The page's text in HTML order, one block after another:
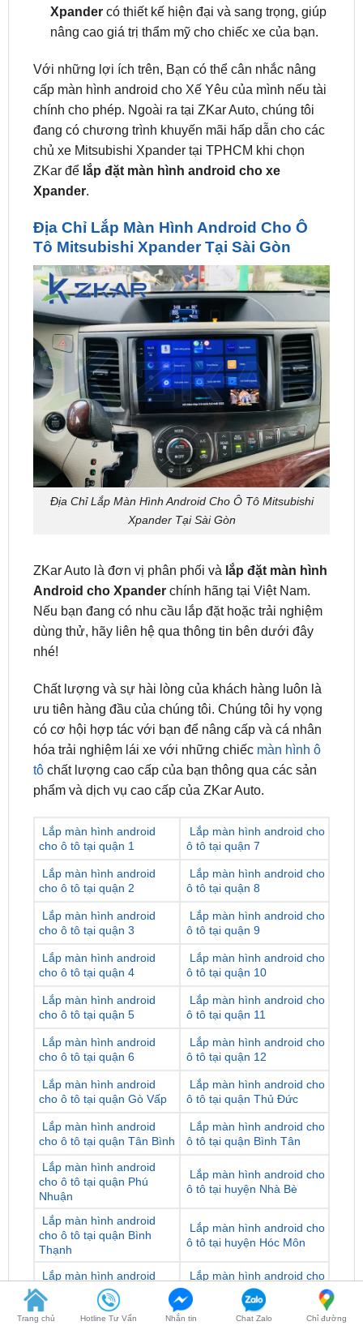
Với những lợi ích trên, Bạn có thể cân nhắc nâng
chính cho phép. Ngoài ra tại ZKar Auto, chúng tôi
đang có chương trình khuyến mãi hấp dẫn cho các
chủ xe Mitsubishi Xpander tại TPHCM khi chọn
ZKar để lắp đặt màn hình android cho xe
Xpander.
Địa Chỉ Lắp Màn Hình Android Cho Ô
Địa Chỉ Lắp Màn Hình Android Cho Ô Tô Mitsubishi
Xpander Tại Sài Gòn
ZKar Auto là đơn vị phân phối vàlắp đặt màn hình
Nếu bạn đang có nhu cầu lắp đặt hoặc trải nghiệm
dùng thử, hãy liên hệ qua thông tin bên dưới đây
nhé!
Chất lượng và sự hài lòng của khách hàng luôn là
có cơ hội hợp tác với bạn để nâng cấp và cá nhân
hóa trải nghiệm lái xe với những chiếc màn hình ô
tôchất lượng cao cấp của bạn thông qua các sản
phẩm và dịch vụ cao cấp của ZKar Auto.
Lắp màn hình android
Lắp màn hình android cho
Lắp màn hình android
cho ô tô tại quận 2
Lắp màn hình android cho
ô tô tại quận 8
Lắp màn hình android
cho ô tô tại quận 3
Lắp màn hình android cho
ô tô tại quận 9
Lắp màn hình android
cho ô tô tại quận 4
Lắp màn hình android cho
ô tô tại quận 10
Lắp màn hình android
cho ô tô tại quận 5
Lắp màn hình android cho
ô tô tại quận 11
Lắp màn hình android
cho ô tô tại quận 6
Lắp màn hình android cho
ô tô tại quận 12
Lắp màn hình android
cho ô tô tại quận Gò Vấp
Lắp màn hình android cho
ô tô tại quận Thủ Đức
Lắp màn hình android
cho ô tô tại quận Tân Bình
Lắp màn hình android cho
ô tô tại quận Bình Tân
Lắp màn hình android
cho ô tô tại quận Phú
Lắp màn hình android cho
ô tô tại huyện Nhà Bè
Lắp màn hình android
cho ô tô tại quận Bình
Lắp màn hình android cho
Lắp màn hình android
cho ô tô tại quận Tân Phú
Lắp màn hình android cho
ô tô tại huyện Bình Chánh
Lắp màn hình android
cho ô tô tại huyện Củ Chi
Lắp màn hình android cho
ô tô tại huyện Cần Giờ
Trang chủ Hotline Tư Vấn Nhắn tin Chat Zalo Chỉ đường